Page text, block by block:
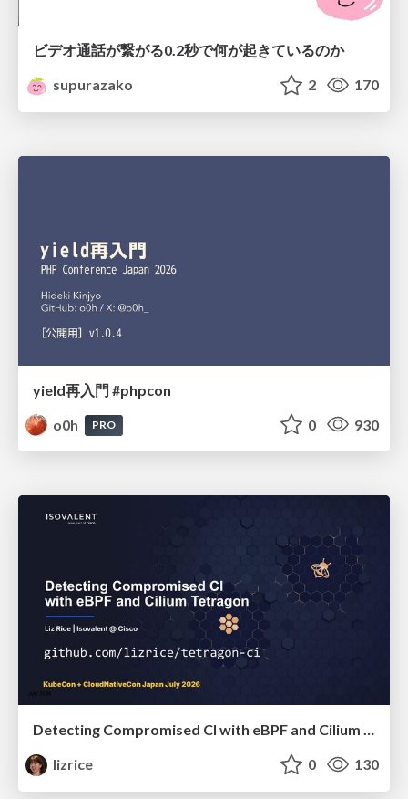
ビデオ通話が繋がる0.2秒で何が起きているのか
supurazako
2 170
yield再入門 #phpcon
o0h
PRO 0 930
Detecting Compromised CI with eBPF and Cilium Tetragon
lizrice
0 130